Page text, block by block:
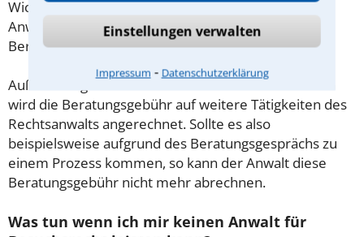
Einstellungen verwalten
Impressum ⁃ Datenschutzerklärung
Wichtig daher: Klären Sie die Kostenfrage mit Ihrem
Anwalt aus Stuttgart schon zu Beginn der ersten
Beratung.
Außerdem gut zu wissen: Gemäß § 34 Absatz 2 RVG
wird die Beratungsgebühr auf weitere Tätigkeiten des
Rechtsanwalts angerechnet. Sollte es also
beispielsweise aufgrund des Beratungsgesprächs zu
einem Prozess kommen, so kann der Anwalt diese
Beratungsgebühr nicht mehr abrechnen.
Was tun wenn ich mir keinen Anwalt für